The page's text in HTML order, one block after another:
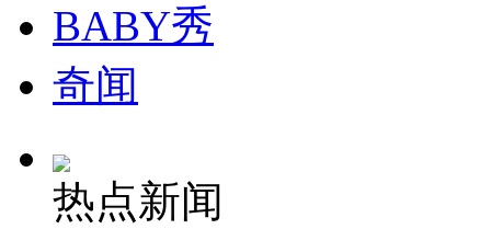
BABY秀
奇闻
热点新闻